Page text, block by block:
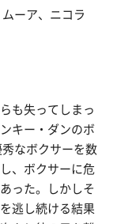
ーア、ニコラ
も失ってしまっ
キー・ダンのボ
なボクサーを数
、ボクサーに危
った。しかしそ
逃し続ける結果